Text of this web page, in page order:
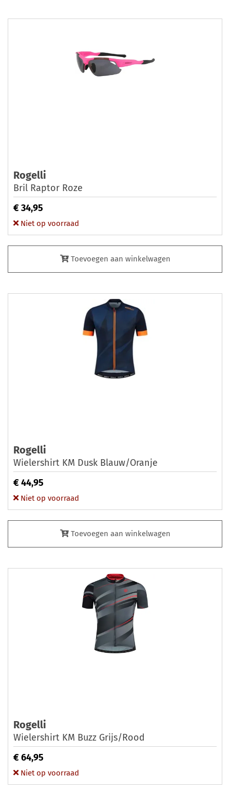
Rogelli
Bril Raptor Roze
€ 34,95
Niet op voorraad
Toevoegen aan winkelwagen
Rogelli
Wielershirt KM Dusk Blauw/Oranje
€ 44,95
Niet op voorraad
Toevoegen aan winkelwagen
Rogelli
Wielershirt KM Buzz Grijs/Rood
€ 64,95
Niet op voorraad